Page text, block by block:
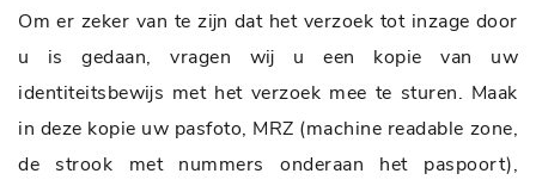
Om er zeker van te zijn dat het verzoek tot inzage door
u is gedaan, vragen wij u een kopie van uw
identiteitsbewijs met het verzoek mee te sturen. Maak
in deze kopie uw pasfoto, MRZ (machine readable zone,
de strook met nummers onderaan het paspoort),